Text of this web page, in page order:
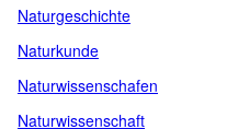
Naturgeschichte
Naturkunde
Naturwissenschafen
Naturwissenschaft